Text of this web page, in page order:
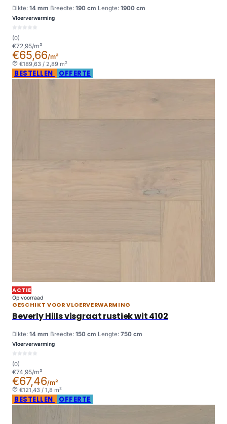
Dikte: 14 mm Breedte: 190 cm Lengte: 1900 cm
Vloerverwarming
(0)
€72,95/m²
€65,66/m²
€189,63 / 2,89 m²
BESTELLEN OFFERTE
ACTIE
Op voorraad
GESCHIKT VOOR VLOERVERWARMING
Beverly Hills visgraat rustiek wit 4102
Dikte: 14 mm Breedte: 150 cm Lengte: 750 cm
Vloerverwarming
(0)
€74,95/m²
€67,46/m²
€121,43 / 1,8 m²
BESTELLEN OFFERTE